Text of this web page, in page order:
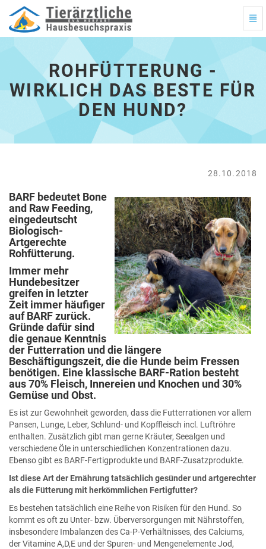
Rohfütterung
wirklich
Beste
für
zur
ROHFÜTTERUNG -
WIRKLICH DAS BESTE FÜR
DEN HUND?
28.10.2018
BARF bedeutet Bone
and Raw Feeding,
eingedeutscht
Biologisch-
Artgerechte
Rohfütterung.
Immer mehr
Hundebesitzer
greifen in letzter
Zeit immer häufiger
auf BARF zurück.
Gründe dafür sind
die genaue Kenntnis
der Futterration und die längere
Beschäftigungszeit, die die Hunde beim Fressen
benötigen. Eine klassische BARF-Ration besteht
aus 70% Fleisch, Innereien und Knochen und 30%
Gemüse und Obst.
Es ist zur Gewohnheit geworden, dass die Futterrationen vor allem
Pansen, Lunge, Leber, Schlund- und Kopffleisch incl. Luftröhre
enthalten. Zusätzlich gibt man gerne Kräuter, Seealgen und
verschiedene Öle in unterschiedlichen Konzentrationen dazu.
Ebenso gibt es BARF-Fertigprodukte und BARF-Zusatzprodukte.
Ist diese Art der Ernährung tatsächlich gesünder und artgerechter
als die Fütterung mit herkömmlichen Fertigfutter?
Es bestehen tatsächlich eine Reihe von Risiken für den Hund. So
kommt es oft zu Unter- bzw. Überversorgungen mit Nährstoffen,
insbesondere Imbalanzen des Ca-P-Verhältnisses, des Calciums,
der Vitamine A,D,E und der Spuren- und Mengenelemente Jod,